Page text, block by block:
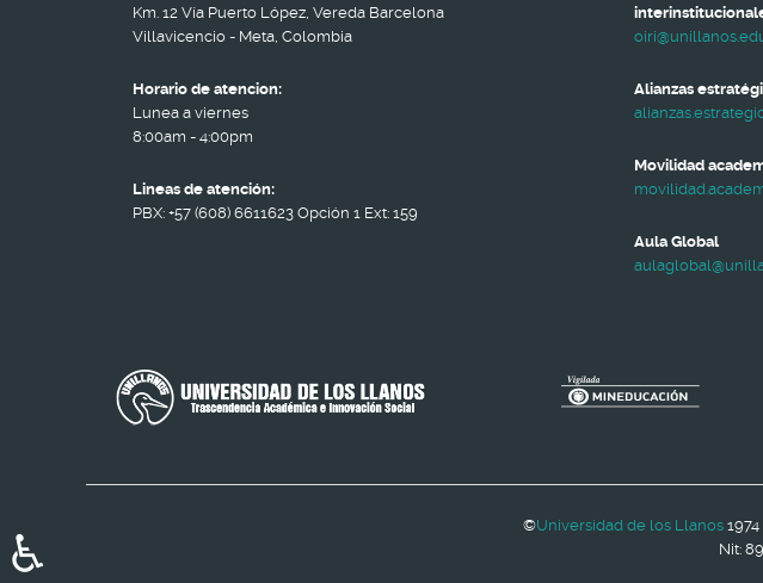
Km. 12 Vía Puerto López, Vereda Barcelona
Villavicencio - Meta, Colombia
Horario de atencion:
Lunea a viernes
8:00am - 4:00pm
Lineas de atención:
PBX: +57 (608) 6611623 Opción 1 Ext: 159
Alianzas
Movilidad
Aula Global
©Universidad de los Llanos
Nit: